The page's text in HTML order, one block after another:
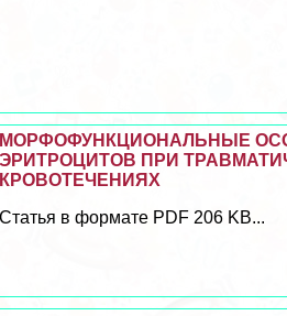
МОРФОФУНКЦИОНАЛЬНЫЕ
ЭРИТРОЦИТОВ ПРИ
КРОВОТЕЧЕНИЯХ
Статья в формате PDF 206 KB...